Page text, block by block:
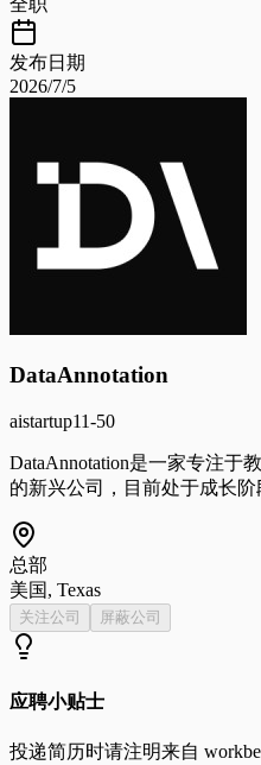
全职
发布日期
2026/7/5
DataAnnotation
aistartup11-50
DataAnnotation是一家专注于
的新兴公司，目前处于成长阶
总部
美国, Texas
关注公司 屏蔽公司
应聘小贴士
投递简历时请注明来自